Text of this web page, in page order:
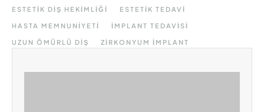
ESTETIK DIŞ HEKIMLIĞI ESTETIK TEDAVI
HASTA MEMNUNIYETI IMPLANT TEDAVISI
UZUN ÖMÜRLÜ DIŞ ZIRKONYUM IMPLANT